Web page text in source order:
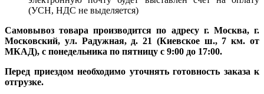
(УСН, НДС не выделяется)
Самовывоз товара производится по адресу г. Москва, г.
Московский, ул. Радужная, д. 21 (Киевское ш., 7 км. от
МКАД), с понедельника по пятницу с 9:00 до 17:00.
Перед приездом необходимо уточнять готовность заказа к
отгрузке.